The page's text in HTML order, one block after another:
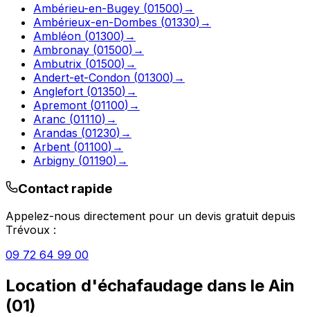
Ambérieu-en-Bugey (01500) →
Ambérieux-en-Dombes (01330) →
Ambléon (01300) →
Ambronay (01500) →
Ambutrix (01500) →
Andert-et-Condon (01300) →
Anglefort (01350) →
Apremont (01100) →
Aranc (01110) →
Arandas (01230) →
Arbent (01100) →
Arbigny (01190) →
Contact rapide
Appelez-nous directement pour un devis gratuit depuis
Trévoux :
09 72 64 99 00
Location d'échafaudage dans le Ain
(01)